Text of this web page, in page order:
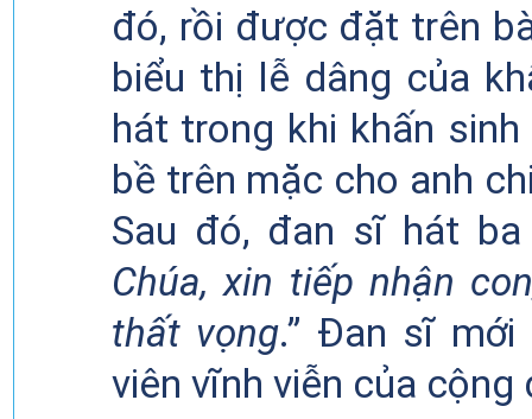
đó, rồi được đặt trên
biểu thị lễ dâng của
hát trong khi khấn sinh
bề trên mặc cho anh
Sau đó, đan sĩ hát ba
Chúa, xin tiếp nhận
thấtvọng.” Đan sĩ mới
viên vĩnh viễn của cộng